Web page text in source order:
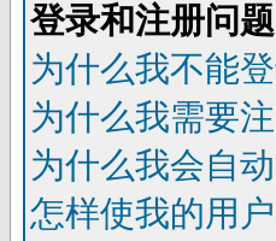
登录和注册问题
为什么我不能
为什么我需要
为什么我会自
怎样使我的用